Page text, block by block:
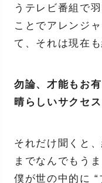
うテレビ番組で
ことでアレンジ
て、それは現在
勿論、才能もお
晴らしいサクセ
それだけ聞くと
までなんでもう
僕が世の中的に